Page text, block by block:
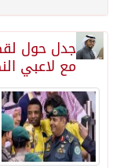
جدل حول
مع لاعبي